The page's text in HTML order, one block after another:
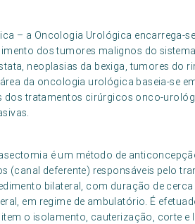
– a Oncologia Urológica encarrega-
dos tumores malignos do
neoplasias da bexiga, tumores do
da oncologia urológica baseia-se
dos tratamentos cirúrgicos onco-
é um método de
(canal deferente) responsáveis pelo
bilateral, com duração de
em regime de ambulatório. É
o isolamento, cauterização, corte e